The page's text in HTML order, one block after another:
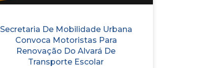
Secretaria De Mobilidade Urbana
Convoca Motoristas Para
Renovação Do Alvará De
Transporte Escolar